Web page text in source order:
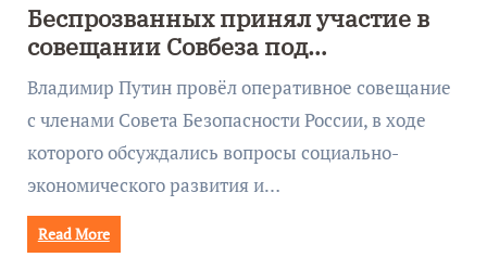
Беспрозванных принял участие в
совещании Совбеза под
руководством Путина
Владимир Путин провёл оперативное совещание
с членами Совета Безопасности России, в ходе
которого обсуждались вопросы социально-
экономического развития и…
Read More